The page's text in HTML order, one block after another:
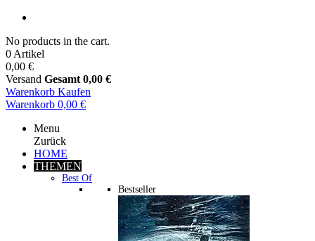
No products in the cart.
0 Artikel
0,00 €
Versand Gesamt 0,00 €
Warenkorb Kaufen
Warenkorb 0,00 €
Menu
Zurück
HOME
THEMEN
Best Of
Bestseller